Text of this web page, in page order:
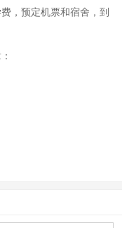
，预定机票和宿舍，到